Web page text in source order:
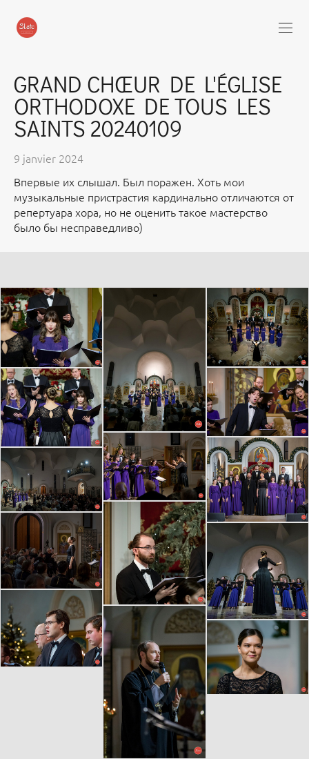
GRAND CHŒUR DE L'ÉGLISE
ORTHODOXE DE TOUS LES
SAINTS 20240109
9 janvier 2024
Впервые их слышал. Был поражен. Хоть мои
музыкальные пристрастия кардинально отличаются от
репертуара хора, но не оценить такое мастерство
было бы несправедливо)